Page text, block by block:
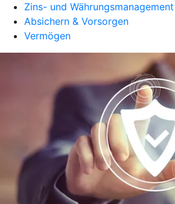
Zins- und Währungsmanagement
Absichern & Vorsorgen
Vermögen